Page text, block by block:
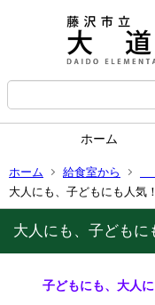
ホーム
ホーム 給食室から
大人にも、子どもにも人
大人にも、子ども
子どもにも、大